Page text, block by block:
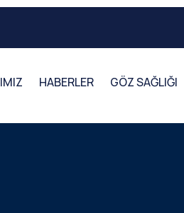
HABERLER GÖZ SAĞLIĞI